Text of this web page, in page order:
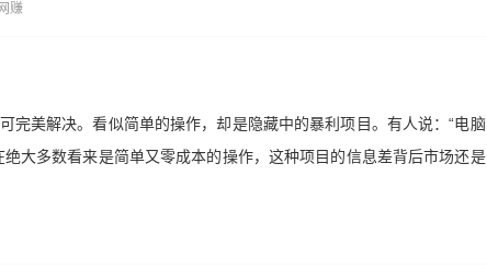
网赚
美解决。看似简单的操作，却是隐藏中的暴利项目。有人说：“电脑
大多数看来是简单又零成本的操作，这种项目的信息差背后市场还是